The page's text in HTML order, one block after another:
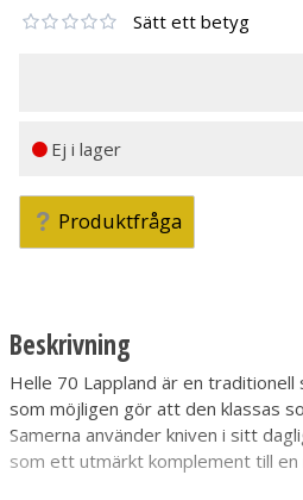
Sätt ett betyg
Ej i lager
Produktfråga
Beskrivning
Helle 70 Lappland är en
som möjligen gör att den klassas
Samerna använder kniven i sitt
som ett utmärkt komplement till en